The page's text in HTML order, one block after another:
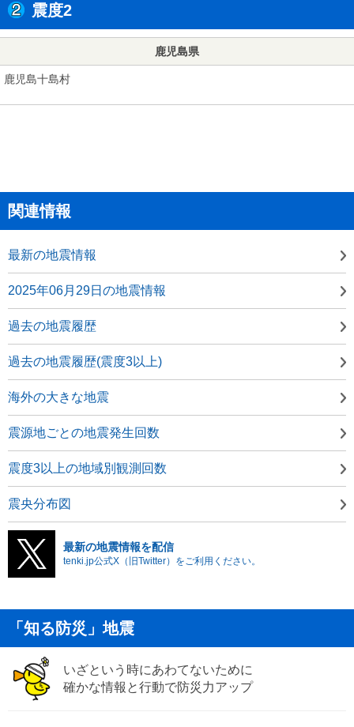
震度2
鹿児島県
鹿児島十島村
関連情報
最新の地震情報
2025年06月29日の地震情報
過去の地震履歴
過去の地震履歴(震度3以上)
海外の大きな地震
震源地ごとの地震発生回数
震度3以上の地域別観測回数
震央分布図
最新の地震情報を配信
tenki.jp公式X（旧Twitter）をご利用ください。
「知る防災」地震
いざという時にあわてないために
確かな情報と行動で防災力アップ